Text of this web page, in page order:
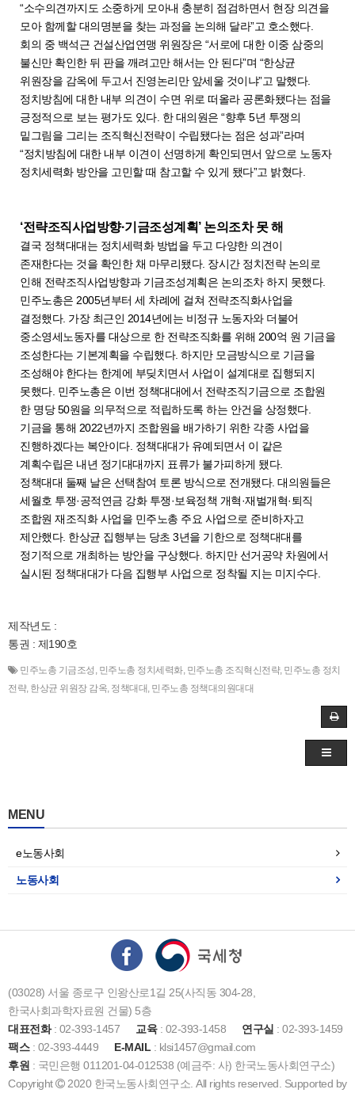
“소수의견까지도 소중하게 모아내 충분히 점검하면서 현장 의견을
모아 함께할 대의명분을 찾는 과정을 논의해 달라”고 호소했다.
회의 중 백석근 건설산업연맹 위원장은 “서로에 대한 이중 삼중의
불신만 확인한 뒤 판을 깨려고만 해서는 안 된다”며 “한상균
위원장을 감옥에 두고서 진영논리만 앞세울 것이냐”고 말했다.
정치방침에 대한 내부 의견이 수면 위로 떠올라 공론화됐다는 점을
긍정적으로 보는 평가도 있다. 한 대의원은 “향후 5년 투쟁의
밑그림을 그리는 조직혁신전략이 수립됐다는 점은 성과”라며
“정치방침에 대한 내부 이견이 선명하게 확인되면서 앞으로 노동자
정치세력화 방안을 고민할 때 참고할 수 있게 됐다”고 밝혔다.
‘전략조직사업방향·기금조성계획’ 논의조차 못 해
결국 정책대대는 정치세력화 방법을 두고 다양한 의견이
존재한다는 것을 확인한 채 마무리됐다. 장시간 정치전략 논의로
인해 전략조직사업방향과 기금조성계획은 논의조차 하지 못했다.
민주노총은 2005년부터 세 차례에 걸쳐 전략조직화사업을
결정했다. 가장 최근인 2014년에는 비정규 노동자와 더불어
중소영세노동자를 대상으로 한 전략조직화를 위해 200억 원 기금을
조성한다는 기본계획을 수립했다. 하지만 모금방식으로 기금을
조성해야 한다는 한계에 부딪치면서 사업이 설계대로 집행되지
못했다. 민주노총은 이번 정책대대에서 전략조직기금으로 조합원
한 명당 50원을 의무적으로 적립하도록 하는 안건을 상정했다.
기금을 통해 2022년까지 조합원을 배가하기 위한 각종 사업을
진행하겠다는 복안이다. 정책대대가 유예되면서 이 같은
계획수립은 내년 정기대대까지 표류가 불가피하게 됐다.
정책대대 둘째 날은 선택참여 토론 방식으로 전개됐다. 대의원들은
세월호 투쟁·공적연금 강화 투쟁·보육정책 개혁·재벌개혁·퇴직
조합원 재조직화 사업을 민주노총 주요 사업으로 준비하자고
제안했다. 한상균 집행부는 당초 3년을 기한으로 정책대대를
정기적으로 개최하는 방안을 구상했다. 하지만 선거공약 차원에서
실시된 정책대대가 다음 집행부 사업으로 정착될 지는 미지수다.
제작년도 :
통권 : 제190호
민주노총 기금조성 민주노총 정치세력화, 민주노총 조직혁신전략, 민주노총 정치
전략, 한상균 위원장 감옥 정책대대 민주노총 정책대의원대대
MENU
e노동사회
노동사회
(03028) 서울 종로구 인왕산로1길 25(사직동 304-28,
한국사회과학자료원 건물) 5층
대표전화: 02-393-1457 교육: 02-393-1458 연구실 : 02-393-1459
팩스: 02-393-4449 E-MAIL : klsi1457@gmail.com
후원 : 국민은행 011201-04-012538 (예금주: 사) 한국노동사회연구소)
Copyright
2020 한국노동사회연구소. All rights reserved. Supported by